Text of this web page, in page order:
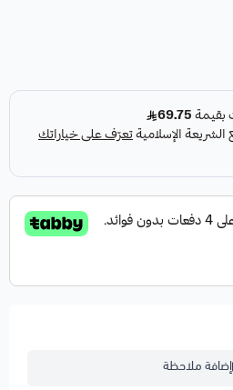
إضافة ملاحظة